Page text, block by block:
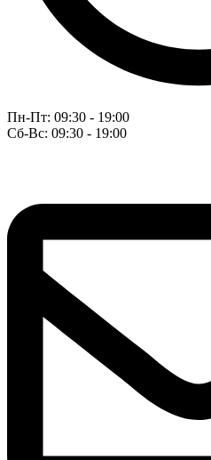
Пн-Пт: 09:30 - 19:00
Сб-Вс: 09:30 - 19:00